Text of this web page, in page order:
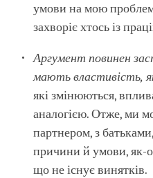
умови на мою
захворіє хтось із
Аргумент повинен
мають властивість,
які змінюються,
аналогією. Отже, ми
партнером, з
причини й умови, як-
що не існує винятків.